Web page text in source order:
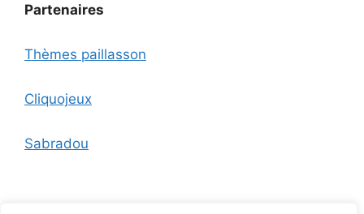
Partenaires
Thèmes paillasson
Cliquojeux
Sabradou